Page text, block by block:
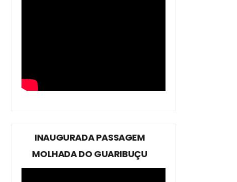
INAUGURADA PASSAGEM
MOLHADA DO GUARIBUÇU